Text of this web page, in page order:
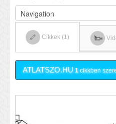
Cikkek (1)
ATLATSZO.HU 1cikkben